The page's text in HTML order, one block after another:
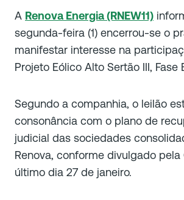
A Renova Energia (RNEW11)
segunda-feira (1) encerrou-se o
manifestar interesse na
Projeto Eólico Alto Sertão III, Fase
Segundo a companhia, o leilão
consonância com o plano de
judicial das sociedades
Renova, conforme divulgado
último dia 27 de janeiro.